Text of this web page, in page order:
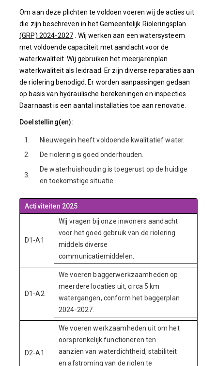
Om aan deze plichten te voldoen voeren wij de acties uit
die zijn beschreven in hetGemeentelijk Rioleringsplan
(GRP) 2024-2027
. Wij werken aan een watersysteem
met voldoende capaciteit met aandacht voor de
waterkwaliteit. Wij gebruiken het meerjarenplan
waterkwaliteit als leidraad. Er zijn diverse reparaties aan
de riolering benodigd. Er worden aanpassingen gedaan
op basis van hydraulische berekeningen en inspecties.
Daarnaast is een aantal installaties toe aan renovatie.
Doelstelling(en):
1.
Nieuwegein heeft voldoende kwalitatief water.
2.
De riolering is goed onderhouden.
3.
De waterhuishouding is toegerust op de huidige
en toekomstige situatie.
Activiteiten 2025
D1-A1
Wij vragen bij onze inwoners aandacht
voor het goed gebruik van de riolering
middels diverse
communicatiemiddelen.
D1-A2
We voeren baggerwerkzaamheden op
meerdere locaties uit, circa 5 km
watergangen, conform het baggerplan
2024-2027.
D2-A1
We voeren werkzaamheden uit om het
oorspronkelijk functioneren ten
aanzien van waterdichtheid, stabiliteit
en afstroming van de riolen te